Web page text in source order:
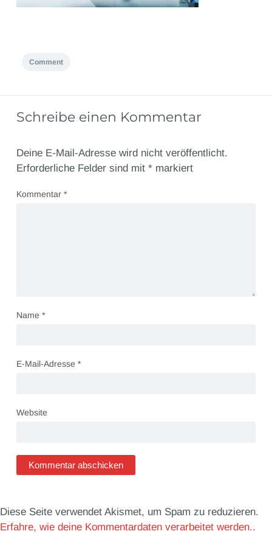
Comment
Schreibe einen Kommentar
Deine E-Mail-Adresse wird nicht veröffentlicht.
Erforderliche Felder sind mit *markiert
Kommentar *
Name *
E-Mail-Adresse *
Website
Diese Seite verwendet Akismet, um Spam zu reduzieren.
Erfahre, wie deine Kommentardaten verarbeitet werden..